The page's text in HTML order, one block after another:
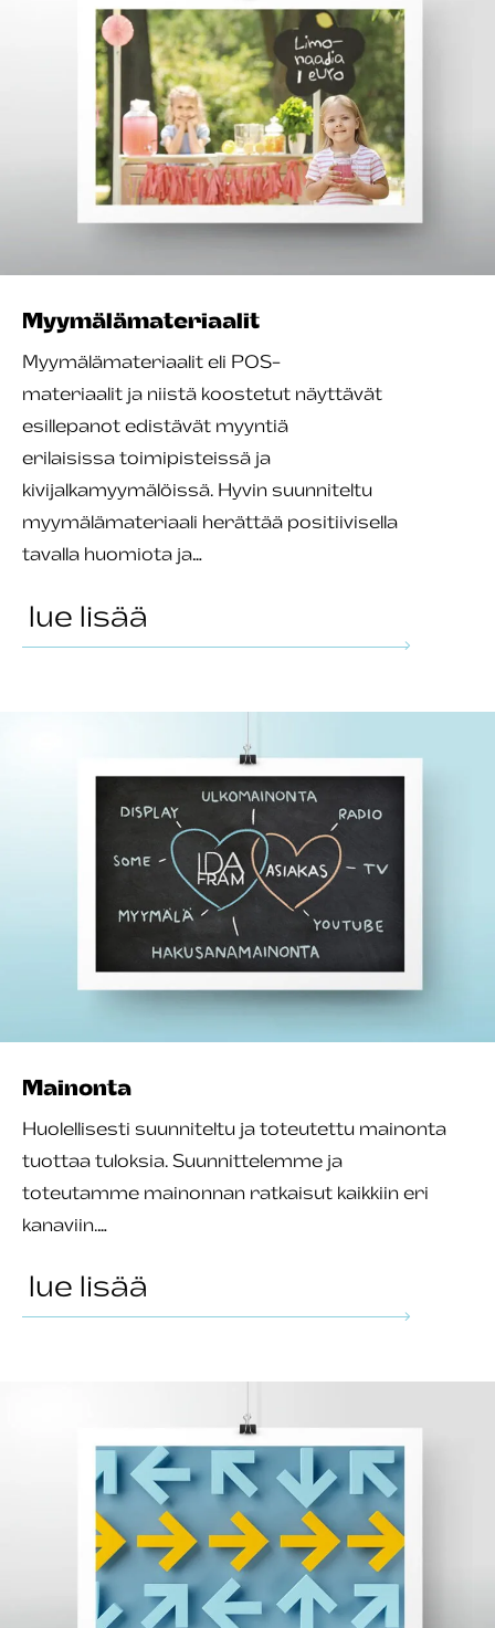
Myymälä­materiaalit
Myymälämateriaalit eli POS-
materiaalit ja niistä koostetut näyttävät
esillepanot edistävät myyntiä
erilaisissa toimipisteissä ja
kivijalkamyymälöissä. Hyvin suunniteltu
myymälämateriaali herättää positiivisella
tavalla huomiota ja…
lue lisää
Mainonta
Huolellisesti suunniteltu ja toteutettu mainonta
tuottaa tuloksia. Suunnittelemme ja
toteutamme mainonnan ratkaisut kaikkiin eri
kanaviin.…
lue lisää